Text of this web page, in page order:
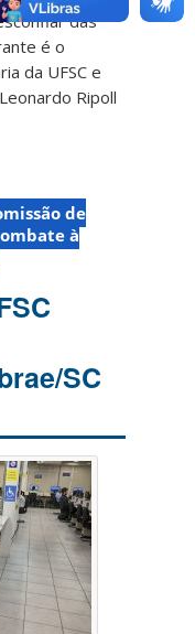
das
é o
da UFSC e
Ripoll
de
à
SC